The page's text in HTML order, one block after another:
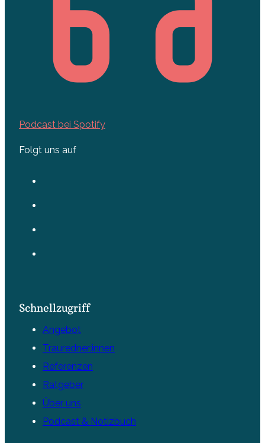
Podcast bei Spotify
Folgt uns auf
Schnellzugriff
Angebot
Trauredner:innen
Referenzen
Ratgeber
Über uns
Podcast & Notizbuch